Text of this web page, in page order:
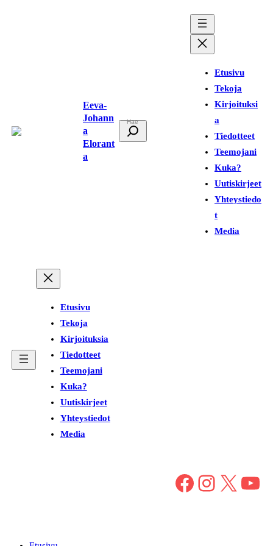
Eeva-
Johann
a
Elorant
a
t
Etusivu
Tekoja
Kirjoituksi
a
Tiedotteet
Teemojani
Kuka?
Uutiskirjeet
Yhteystiedo
t
Media
Etusivu
Tekoja
Kirjoituksia
Tiedotteet
Teemojani
Kuka?
Uutiskirjeet
Yhteystiedot
Media
Facebook Instagram X YouTube